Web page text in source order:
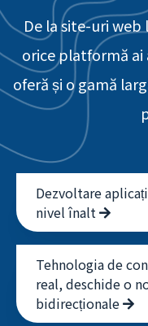
De la site-uri
orice platformă ai
oferă și o gamă
Dezvoltare
nivel înalt
Tehnologia de
real, deschide o
bidirecționale